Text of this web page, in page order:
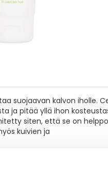
suojaavan kalvon iholle.
ja pitää yllä ihon
siten, että se on
kuivien ja